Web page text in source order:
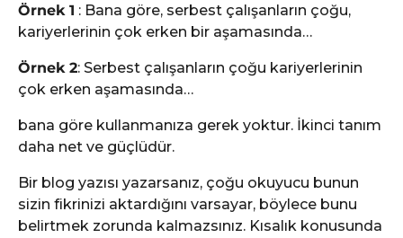
Örnek 1 : Bana göre, serbest çalışanların çoğu,
kariyerlerinin çok erken bir aşamasında…
Örnek 2: Serbest çalışanların çoğu kariyerlerinin
çok erken aşamasında…
bana göre kullanmanıza gerek yoktur. İkinci tanım
daha net ve güçlüdür.
Bir blog yazısı yazarsanız, çoğu okuyucu bunun
sizin fikrinizi aktardığını varsayar, böylece bunu
belirtmek zorunda kalmazsınız. Kısalık konusunda